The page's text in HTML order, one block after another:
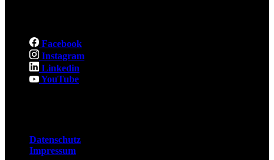
Facebook
Instagram
Linkedin
YouTube
Datenschutz
Impressum